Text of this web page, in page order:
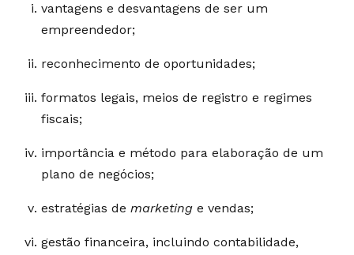
vantagens e desvantagens de ser um
empreendedor;
reconhecimento de oportunidades;
formatos legais, meios de registro e regimes
fiscais;
importância e método para elaboração de um
plano de negócios;
estratégias de marketinge vendas;
gestão financeira, incluindo contabilidade,